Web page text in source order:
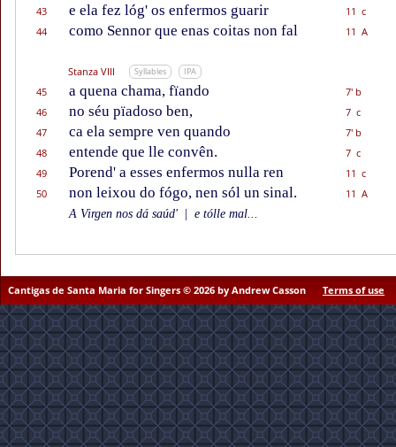
43
e ela fez lóg' os enfermos guarir
11 c
44
como Sennor que enas coitas non fal 11 A
Stanza VIII Syllables IPA
45 a quena chama, fïando
7' b
46
no séu pïadoso ben,
7 c
47
ca ela sempre ven quando
7' b
48
entende que lle convên.
7 c
49
Porend' a esses enfermos nulla ren
11 c
50
non leixou do fógo, nen sól un sinal.
11 A
A Virgen nos dá saúd'
e tólle mal...
Cantigas de Santa Maria for Singers © 2026 by Andrew Casson Terms of use